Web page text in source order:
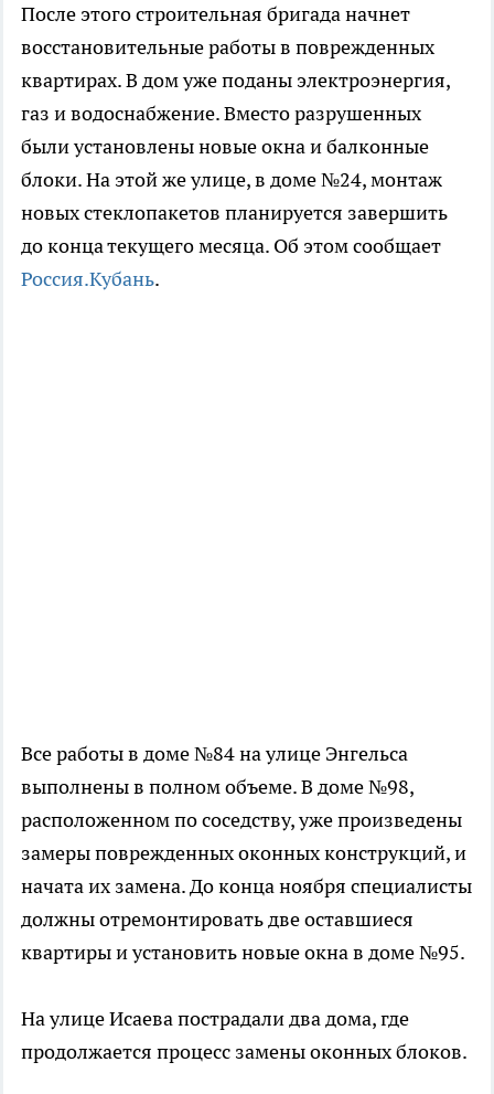
После этого строительная бригада начнет
восстановительные работы в поврежденных
квартирах. В дом уже поданы электроэнергия,
газ и водоснабжение. Вместо разрушенных
были установлены новые окна и балконные
блоки. На этой же улице, в доме №24, монтаж
новых стеклопакетов планируется завершить
до конца текущего месяца. Об этом сообщает
Россия.Кубань.
Все работы в доме №84 на улице Энгельса
выполнены в полном объеме. В доме №98,
расположенном по соседству, уже произведены
замеры поврежденных оконных конструкций, и
начата их замена. До конца ноября специалисты
должны отремонтировать две оставшиеся
квартиры и установить новые окна в доме №95.
На улице Исаева пострадали два дома, где
продолжается процесс замены оконных блоков.